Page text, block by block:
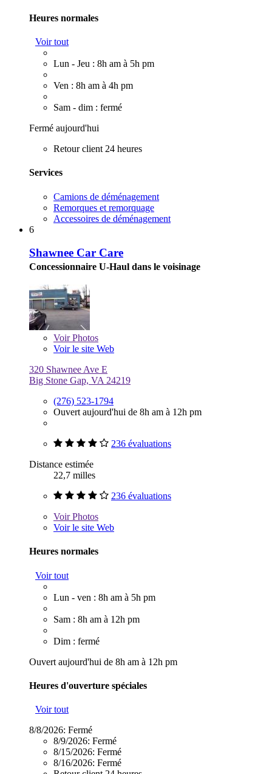
Heures normales
Voir tout
Lun - Jeu : 8h am à 5h pm
Ven : 8h am à 4h pm
Sam - dim : fermé
Fermé aujourd'hui
Retour client 24 heures
Services
Camions de déménagement
Remorques et remorquage
Accessoires de déménagement
6
Shawnee Car Care
Concessionnaire U-Haul dans le voisinage
VoirPhotos
Voir le site Web
320 Shawnee Ave E
Big Stone Gap, VA 24219
(276) 523-1794
Ouvert aujourd'hui de 8h am à 12h pm
236 évaluations
Distance estimée
22,7 milles
236 évaluations
VoirPhotos
Voir le site Web
Heures normales
Voir tout
Lun - ven : 8h am à 5h pm
Sam : 8h am à 12h pm
Dim : fermé
Ouvert aujourd'hui de 8h am à 12h pm
Heures d'ouverture spéciales
Voir tout
8/8/2026: Fermé
8/9/2026: Fermé
8/15/2026: Fermé
8/16/2026: Fermé